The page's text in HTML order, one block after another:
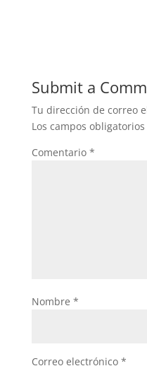
Submit a
Tu dirección de correo
Los campos
Comentario *
Nombre *
Correo electrónico *